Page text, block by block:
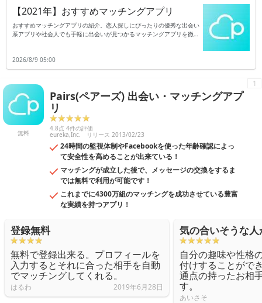
【2021年】おすすめマッチングアプリ
おすすめマッチングアプリの紹介。恋人探しにぴったりの優秀な出会い
系アプリや社会人でも手軽に出会いが見つかるマッチングアプリを徹底
りコスパの良いマッチングアプリ。婚活も恋活もスマホ１つで！※紹介
中のアプリは一部無料・有料版を含みます。
2026/8/9 05:00
無料
Pairs(ペアーズ) 出会い・マッチングアプ
リ
4.8点 4件の評価
eureka,Inc. リリース 2013/02/23
24時間の監視体制やFacebookを使った年齢確認によっ
て安全性を高めることが出来ている！
マッチングが成立した後で、メッセージの交換をするま
では無料で利用が可能です！
これまでに4300万組のマッチングを成功させている豊富
な実績を持つアプリ！
1
登録無料
無料で登録出来る。プロフィールを
入力するとそれに合った相手を自動
でマッチングしてくれる。
はるわ 2019年6月28日
気の合いそうな
自分の趣味や性格
付けすることがで
通点の持ったお相
す。
あいさそ